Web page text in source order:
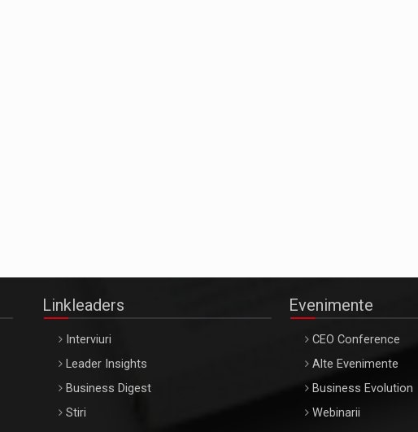
Linkleaders
Interviuri
Leader Insights
Business Digest
Stiri
Evenimente
CEO Conference
Alte Evenimente
Business Evolution
Webinarii